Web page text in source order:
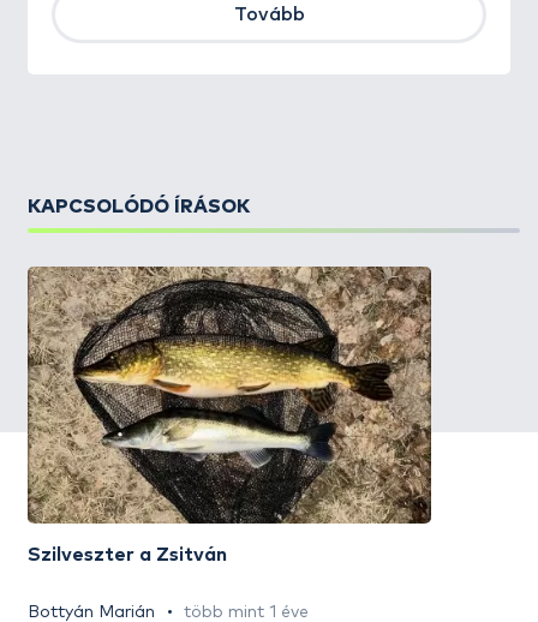
Tovább
KAPCSOLÓDÓ ÍRÁSOK
Szilveszter a Zsitván
Bottyán Marián több mint 1 éve